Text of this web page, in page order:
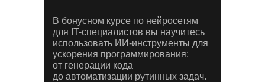
В бонусном курсе по нейросетям
для IT-специалистов вы научитесь
использовать ИИ-инструменты для
ускорения программирования:
от генерации кода
до автоматизации рутинных задач.